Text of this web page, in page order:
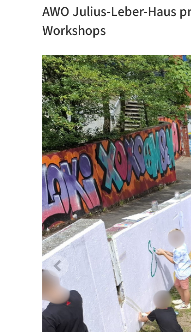
AWO Julius-Leber-Haus
Workshops